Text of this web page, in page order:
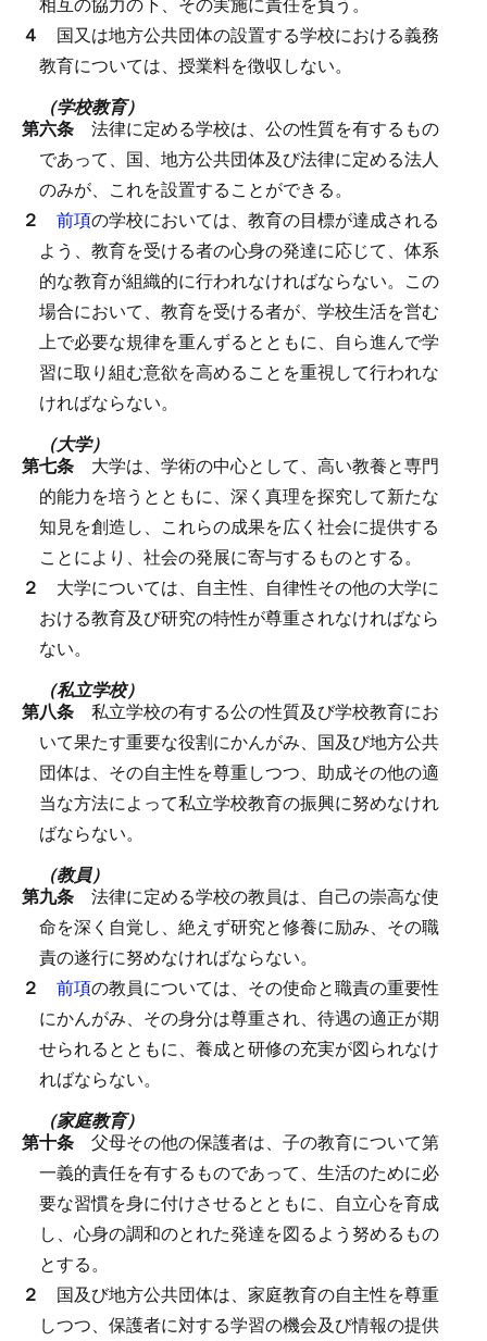
４ 国又は地方公共団体の設置する学校における義務
教育については、授業料を徴収しない。
（学校教育）
第六条 法律に定める学校は、公の性質を有するもの
であって、国、地方公共団体及び法律に定める法人
のみが、これを設置することができる。
２ 前項の学校においては、教育の目標が達成される
よう、教育を受ける者の心身の発達に応じて、体系
的な教育が組織的に行われなければならない。 この
場合において、教育を受ける者が、学校生活を営む
上で必要な規律を重んずるとともに、自ら進んで学
習に取り組む意欲を高めることを重視して行われな
ければならない。
（大学）
第七条 大学は、学術の中心として、高い教養と専門
的能力を培うとともに、深く真理を探究して新たな
知見を創造し、これらの成果を広く社会に提供する
ことにより、社会の発展に寄与するものとする。
２ 大学については、自主性、自律性その他の大学に
おける教育及び研究の特性が尊重されなければなら
ない。
（私立学校）
第八条 私立学校の有する公の性質及び学校教育にお
いて果たす重要な役割にかんがみ、国及び地方公共
団体は、その自主性を尊重しつつ、助成その他の適
当な方法によって私立学校教育の振興に努めなけれ
ばならない。
（教員）
第九条 法律に定める学校の教員は、自己の崇高な使
命を深く自覚し、絶えず研究と修養に励み、その職
責の遂行に努めなければならない。
２ 前項の教員については、その使命と職責の重要性
にかんがみ、その身分は尊重され、待遇の適正が期
せられるとともに、養成と研修の充実が図られなけ
ればならない。
（家庭教育）
第十条 父母その他の保護者は、子の教育について第
一義的責任を有するものであって、生活のために必
要な習慣を身に付けさせるとともに、自立心を育成
し、心身の調和のとれた発達を図るよう努めるもの
とする。
２ 国及び地方公共団体は、家庭教育の自主性を尊重
しつつ、保護者に対する学習の機会及び情報の提供